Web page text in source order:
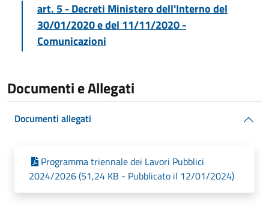
art. 5 - Decreti Ministero dell'Interno del
30/01/2020 e del 11/11/2020 -
Comunicazioni
Documenti e Allegati
Documenti allegati
Programma triennale dei Lavori Pubblici
2024/2026 (51,24 KB - Pubblicato il 12/01/2024)